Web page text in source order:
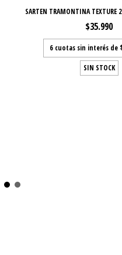
SARTEN TRAMONTINA TEXTURE
$35.990
6 cuotas sin interés de
SIN STOCK